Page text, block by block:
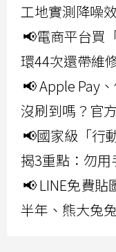
工地實測降噪
📢電商平台買
環44次還帶維
📢 Apple Pay
沒刷到嗎？官
📢國家級「行
揭3重點：勿
📢 LINE免費
半年、熊大兔